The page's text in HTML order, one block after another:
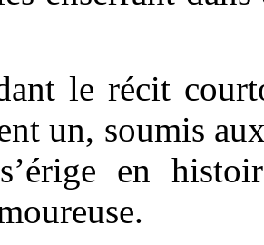
le récit
un, soumis
en